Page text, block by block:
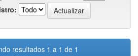
resultados 1 a 1 de 1